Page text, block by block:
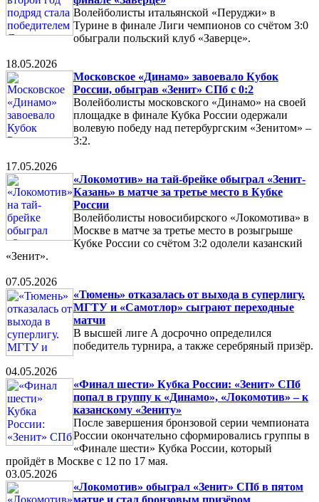
Волейболисты итальянской «Перуджи» в
Турине в финале Лиги чемпионов со счётом 3:0
обыграли польский клуб «Заверце».
18.05.2026
Московское «Динамо» завоевало Кубок
России, обыграв «Зенит» СПб с 0:2
Волейболисты московского «Динамо» на своей
площадке в финале Кубка России одержали
волевую победу над петербургским «Зенитом» –
3:2.
17.05.2026
«Локомотив» на тай-брейке обыграл «Зенит-
Казань» в матче за третье место в Кубке
России
Волейболисты новосибирского «Локомотива» в
Москве в матче за третье место в розыгрыше
Кубке России со счётом 3:2 одолели казанский
«Зенит».
07.05.2026
«Тюмень» отказалась от выхода в суперлигу.
МГТУ и «Самотлор» сыграют переходные
матчи
В высшей лиге А досрочно определился
победитель турнира, а также серебряный призёр.
04.05.2026
«Финал шести» Кубка России: «Зенит» СПб
попал в группу к «Динамо», «Локомотив» – к
казанскому «Зениту»
После завершения бронзовой серии чемпионата
России окончательно сформировались группы в
«Финале шести» Кубка России, который
пройдёт в Москве с 12 по 17 мая.
03.05.2026
«Локомотив» обыграл «Зенит» СПб в пятом
матче и стал бронзовым призёром